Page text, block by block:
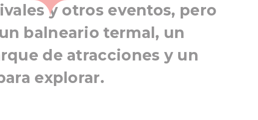
y otros eventos, pero
balneario termal, un
de atracciones y un
explorar.